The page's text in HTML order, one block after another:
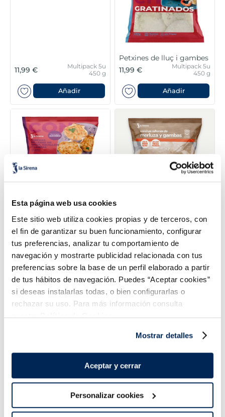
Esta página web usa cookies
Este sitio web utiliza cookies propias y de terceros, con
el fin de garantizar su buen funcionamiento, configurar
tus preferencias, analizar tu comportamiento de
navegación y mostrarte publicidad relacionada con tus
preferencias sobre la base de un perfil elaborado a partir
de tus hábitos de navegación. Puedes “Aceptar cookies”
si deseas instalarlas todas, o bien configurarlas o
rechazar su uso. Para más información consulta
nuestraPolítica de Cookies.
Mostrar detalles
Aceptar y cerrar
Personalizar cookies
11,99 €
Multipack 5u
450 g
Añadir
Petxines de lluç i gambes
11,99 €
Multipack 5u
450 g
Añadir
Petxines de carn de vieira,
musclo i gambes
11,99 €
Multipack 5u
450 g
Añadir
Petxina de lluç i gambes
2,99 €
Añadir
Petxina de carn de vieira
Unitat 90 g
. salmó premium
helados polos